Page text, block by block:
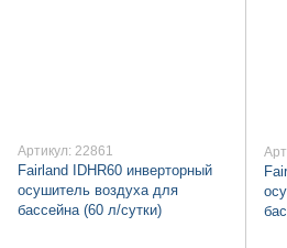
Артикул: 22861
Fairland IDHR60 инверторный
осушитель воздуха для
бассейна (60 л/сутки)